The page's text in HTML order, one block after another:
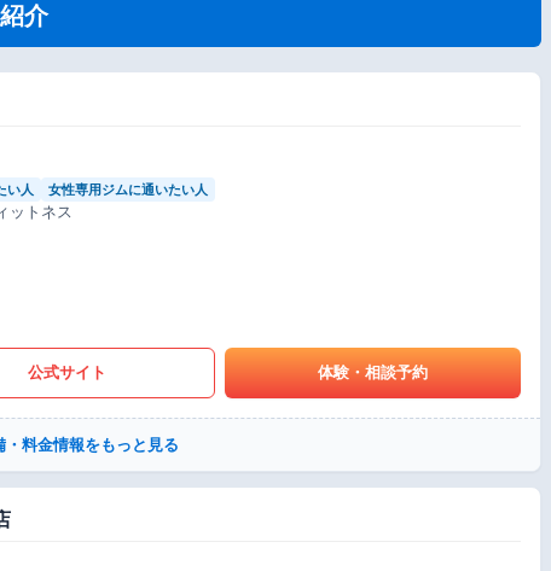
介
い人 女性専用ジムに通いたい人
ットネス
公式サイト 体験・相談予約
・料金情報をもっと見る